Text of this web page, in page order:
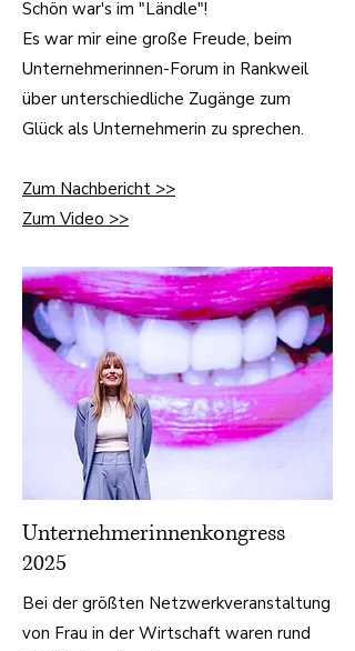
Schön war's im "Ländle"!
Es war mir eine große Freude, beim
Unternehmerinnen-Forum in Rankweil
über unterschiedliche Zugänge zum
Glück als Unternehmerin zu sprechen.
Zum Nachbericht >>
Zum Video >>
Unternehmerinnenkongress
2025
Bei der größten Netzwerkveranstaltung
von Frau in der Wirtschaft waren rund